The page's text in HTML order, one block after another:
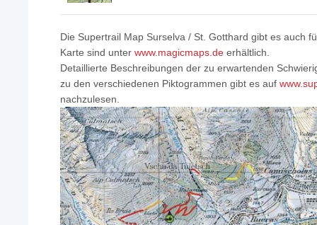
Die Supertrail Map Surselva / St. Gotthard gibt es auch
Karte sind unter www.magicmaps.de erhältlich.
Detaillierte Beschreibungen der zu erwartenden
zu den verschiedenen Piktogrammen gibt es auf
nachzulesen.